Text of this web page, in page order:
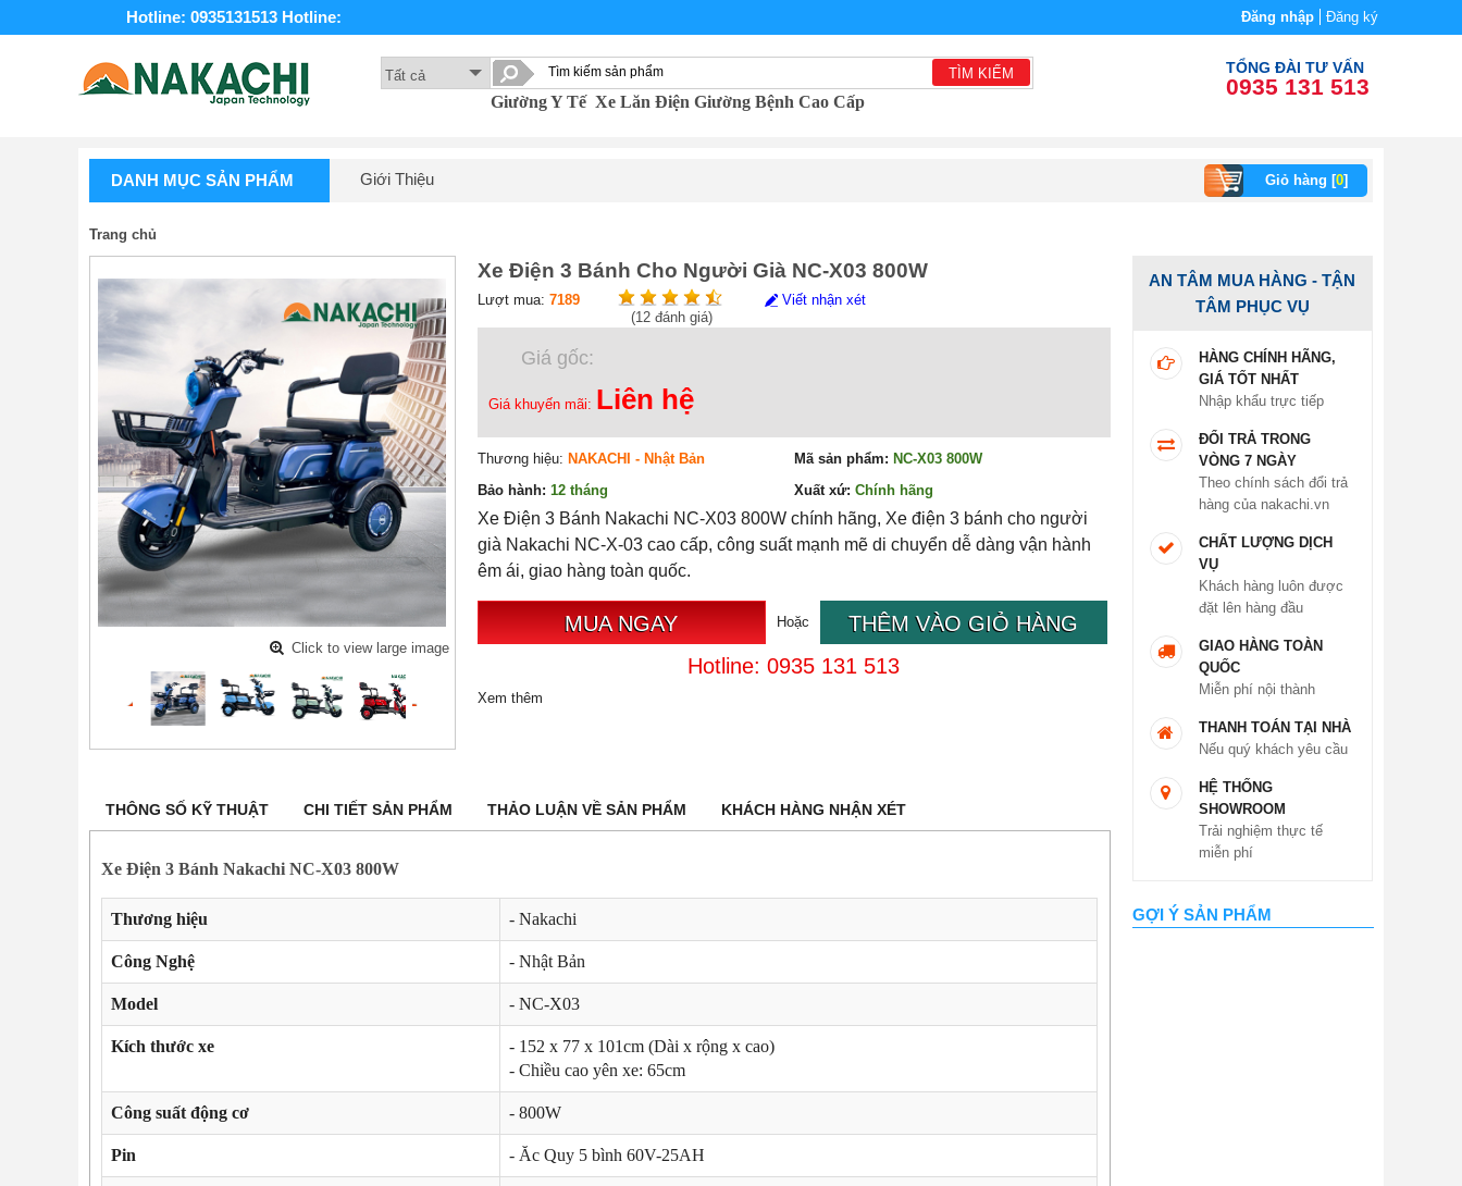
Hotline: 0935131513 Hotline: Đăng nhập Đăng ký
TÌM KIẾM
Giường Y Tế Xe Lăn Điện Giường Bệnh Cao Cấp
TỔNG ĐÀI TƯ VẤN
0935 131 513
DANH MỤC SẢN PHẨM Giới Thiệu Giỏ hàng [0]
Trang chủ
Click to view large image
Xe Điện 3 Bánh Cho Người Già NC-X03 800W
Lượt mua: 7189
(12 đánh giá)
Viết nhận xét
Giá gốc:
Giá khuyến mãi: Liên hệ
Thương hiệu: NAKACHI - Nhật Bản Mã sản phẩm: NC-X03 800W
Bảo hành: 12tháng Xuất xứ: Chính hãng
Xe Điện 3 Bánh Nakachi NC-X03 800W chính hãng, Xe điện 3 bánh cho người
già Nakachi NC-X-03 cao cấp, công suất mạnh mẽ di chuyển dễ dàng vận hành
êm ái, giao hàng toàn quốc.
MUA NGAY Hoặc
THÊM VÀO GIỎ HÀNG
Hotline: 0935 131 513
Xem thêm
THÔNG SỐ KỸ THUẬT CHI TIẾT SẢN PHẨM THẢO LUẬN VỀ SẢN PHẨM KHÁCH HÀNG NHẬN XÉT
Xe Điện 3 Bánh Nakachi NC-X03 800W
Thương hiệu - Nakachi
Công Nghệ - Nhật Bản
Model - NC-X03
Kích thước xe
- 152 x 77 x 101cm (Dài x rộng x cao)
- Chiều cao yên xe: 65cm
Công suất động cơ - 800W
Pin - Ăc Quy 5 bình 60V-25AH
AN TÂM MUA HÀNG - TẬN
TÂM PHỤC VỤ
HÀNG CHÍNH HÃNG,
GIÁ TỐT NHẤT
Nhập khẩu trực tiếp
ĐỔI TRẢ TRONG
VÒNG 7 NGÀY
Theo chính sách đổi trả
hàng của nakachi.vn
CHẤT LƯỢNG DỊCH
VỤ
Khách hàng luôn được
đặt lên hàng đầu
GIAO HÀNG TOÀN
QUỐC
Miễn phí nội thành
THANH TOÁN TẠI NHÀ
Nếu quý khách yêu cầu
HỆ THỐNG
SHOWROOM
Trải nghiệm thực tế
miễn phí
GỢI Ý SẢN PHẨM